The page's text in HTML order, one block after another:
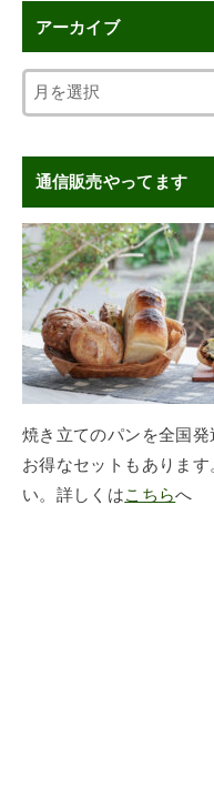
アーカイブ
通信販売やってます
焼き立てのパンを全国発
お得なセットもありま
い。詳しくはこちらへ